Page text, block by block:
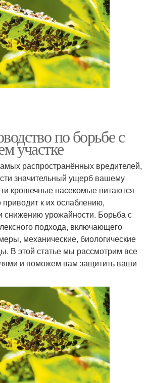
по борьбе с
участке
распространённых вредителей,
значительный ущерб вашему
крошечные насекомые питаются
приводит к их ослаблению,
снижению урожайности. Борьба с
подхода, включающего
механические, биологические
В этой статье мы рассмотрим все
и поможем вам защитить ваши